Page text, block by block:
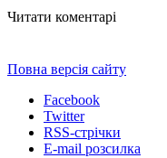
Читати коментарі
Повна версія сайту
Facebook
Twitter
RSS-стрічки
E-mail розсилка